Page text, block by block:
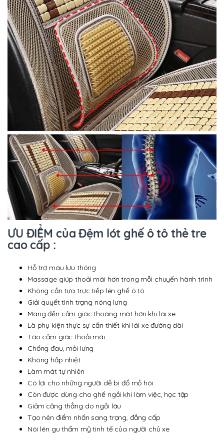
ƯU ĐIỂM của Đệm lót ghế ô tô thẻ tre
cao cấp :
Hỗ trợ máu lưu thông
Massage giúp thoải mái hơn trong mỗi chuyến hành trình
Không cần tựa trực tiếp lên ghế ô tô
Giải quyết tình trạng nóng lưng
Mang đến cảm giác thoáng mát hơn khi lái xe
Là phụ kiện thực sự cần thiết khi lái xe đường dài
Tạo cảm giác thoải mái
Chống đau, mỏi lưng
Không hấp nhiệt
Làm mát tự nhiên
Có lợi cho những người dễ bị đổ mồ hôi
Còn được dùng cho ghế ngồi khi làm việc, học tập
Giảm căng thẳng do ngồi lâu
Tạo nên điểm nhấn sang trọng, đẳng cấp
Nói lên gu thẩm mỹ tinh tế của người chủ xe